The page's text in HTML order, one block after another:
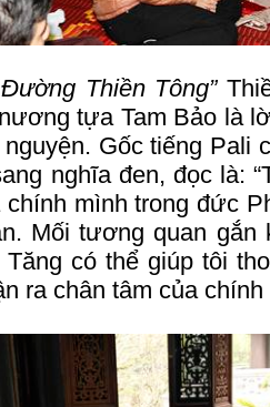
Thiền Tông”
tựa Tam Bảo là
Gốc tiếng Pali
nghĩa đen, đọc là:
mình trong đức
Mối tương quan gắn
có thể giúp tôi
ra chân tâm của